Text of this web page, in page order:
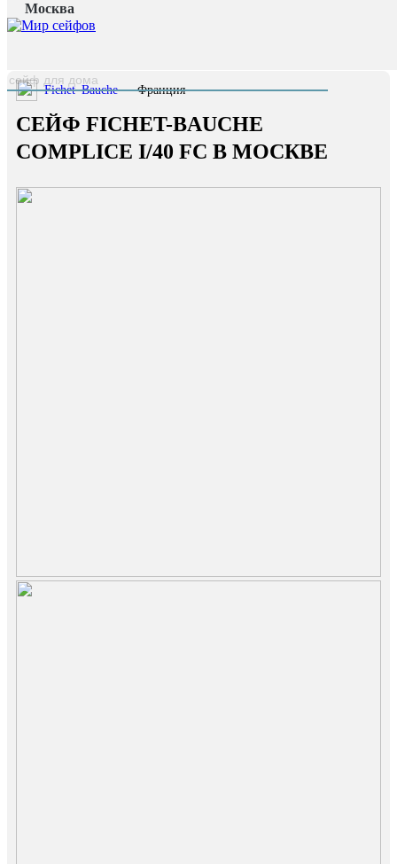
Москва
Главная страница
Каталог /
Fichet–Bauche— Франция
СЕЙФ FICHET-BAUCHE
COMPLICE I/40 FC В МОСКВЕ